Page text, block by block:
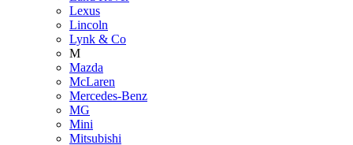
Lexus
Lincoln
Lynk & Co
M
Mazda
McLaren
Mercedes-Benz
MG
Mini
Mitsubishi